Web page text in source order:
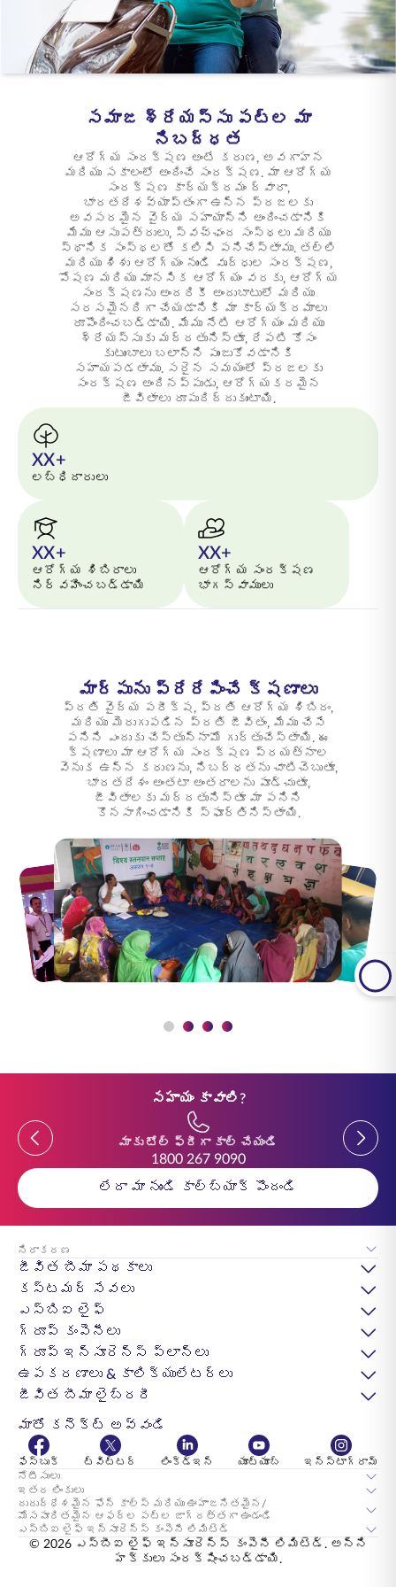
ENGLISH
ఆన్‌లైన్‌లో కొనండి ప్రీమియం చెల్లించండి
సమాజ శ్రేయస్సు పట్ల మా
నిబద్ధత
ఆరోగ్య సంరక్షణ అంటే కరుణ, అవగాహన
మరియు సకాలంలో అందించే సంరక్షణ. మా ఆరోగ్య
సంరక్షణ కార్యక్రమం ద్వారా,
భారతదేశవ్యాప్తంగా ఉన్న ప్రజలకు
అవసరమైన వైద్య సహాయాన్ని అందించడానికి
మేము ఆసుపత్రులు, స్వచ్ఛంద సంస్థలు మరియు
స్థానిక సంస్థలతో కలిసి పనిచేస్తాము. తల్లి
మరియు శిశు ఆరోగ్యం నుండి వృద్ధుల సంరక్షణ,
పోషణ మరియు మానసిక ఆరోగ్యం వరకు, ఆరోగ్య
సంరక్షణను అందరికీ అందుబాటులో మరియు
సరసమైనదిగా చేయడానికి మా కార్యక్రమాలు
రూపొందించబడ్డాయి. మేము నేటి ఆరోగ్యం మరియు
శ్రేయస్సుకు మద్దతునిస్తూ, రేపటి కోసం
కుటుంబాలు బలాన్ని పుంజుకోవడానికి
సహాయపడతాము. సరైన సమయంలో ప్రజలకు
సంరక్షణ అందినప్పుడు, ఆరోగ్యకరమైన
జీవితాలు రూపుదిద్దుకుంటాయి.
XX+
లబ్ధిదారులు
XX+
ఆరోగ్య శిబిరాలు
నిర్వహించబడ్డాయి
XX+
ఆరోగ్య సంరక్షణ
భాగస్వాములు
మార్పును ప్రేరేపించే క్షణాలు
ప్రతి వైద్య పరీక్ష, ప్రతి ఆరోగ్య శిబిరం,
మరియు మెరుగుపడిన ప్రతి జీవితం, మేము చేసే
పనిని ఎందుకు చేస్తున్నామో గుర్తుచేస్తాయి. ఈ
క్షణాలు మా ఆరోగ్య సంరక్షణ ప్రయత్నాల
వెనుక ఉన్న కరుణను, నిబద్ధతను చాటిచెబుతూ,
భారతదేశం అంతటా అంతరాలను పూడ్చుతూ,
జీవితాలకు మద్దతునిస్తూ మా పనిని
కొనసాగించడానికి స్ఫూర్తినిస్తాయి.
సహాయం కావాలి?
Previous
మాకు టోల్ ఫ్రీగా కాల్ చేయండి
1800 267 9090
Previous
లేదా మా నుండి కాల్‌బ్యాక్ పొందండి
నిరాకరణ
జీవిత బీమా పథకాలు
కస్టమర్ సేవలు
ఎస్‌బిఐ లైఫ్
గ్రూప్ కంపెనీలు
గ్రూప్ ఇన్సూరెన్స్ ప్లాన్లు
ఉపకరణాలు & కాలిక్యులేటర్లు
జీవిత బీమా లైబ్రరీ
మాతో కనెక్ట్ అవ్వండి
ఫేస్బుక్ ట్విట్టర్ లింక్డ్ఇన్ యూట్యూబ్
ఇన్స్టాగ్రామ్
నోటీసులు
ఇతర లింకులు
దురుద్ధేశమైన ఫోన్ కాల్స్ మరియు ఊహాజనితమైన/
మోసపూరితమైన ఆఫర్ల పట్ల జాగ్రత్తగా ఉండండి
ఎస్‌బిఐ లైఫ్ ఇన్సూరెన్స్ కంపెనీ లిమిటెడ్
© 2026 ఎస్‌బీఐ లైఫ్ ఇన్సూరెన్స్ కంపెనీ లిమిటెడ్. అన్ని
హక్కులు సంరక్షించబడ్డాయి.